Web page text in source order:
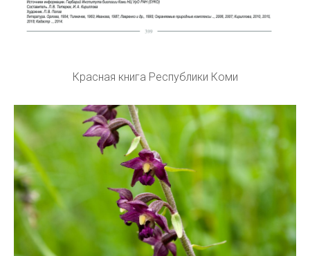
Красная книга Республики Коми